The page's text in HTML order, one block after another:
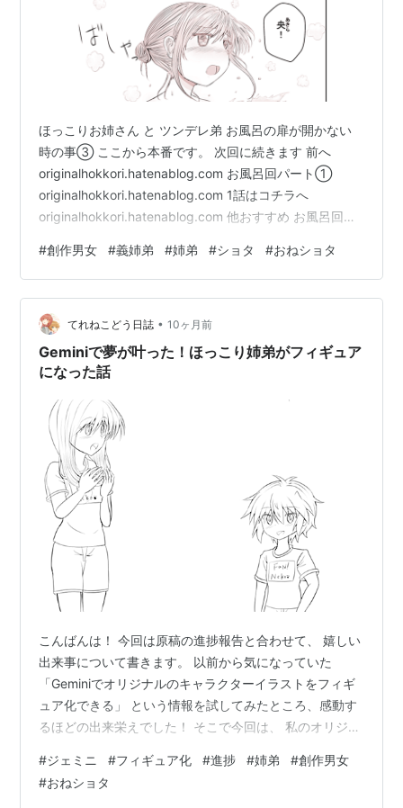
ほっこりお姉さん と ツンデレ弟 お風呂の扉が開かない
時の事③ ここから本番です。 次回に続きます 前へ
originalhokkori.hatenablog.com お風呂回パート①
originalhokkori.hatenablog.com 1話はコチラへ
originalhokkori.hatenablog.com 他おすすめ お風呂回の
クお父さんの次のお話もおすすめです
originalhokkori.hatenablog.com 他おすすめ 日常の一コ
マ originalhokkori.hatena…
#創作男女 #義姉弟 #姉弟 #ショタ #おねショタ
てれねこどう日誌 • 10ヶ月前
Geminiで夢が叶った！ほっこり姉弟がフィギュア
になった話
こんばんは！ 今回は原稿の進捗報告と合わせて、 嬉しい
出来事について書きます。 以前から気になっていた
「Geminiでオリジナルのキャラクターイラストをフィギ
ュア化できる」 という情報を試してみたところ、感動す
るほどの出来栄えでした！ そこで今回は、 私のオリジナ
たので、 その様子をご紹介しますね。 萌樹 央イラスト
フィギュア化したもの 萌樹 ティナイラスト 以前描いた
#ジェミニ #フィギュア化 #進捗 #姉弟 #創作男女
#おねショタ